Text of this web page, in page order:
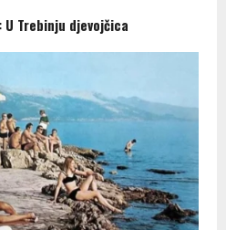
Trebinju djevojčica